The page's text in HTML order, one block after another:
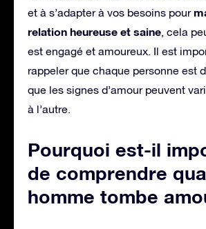
et à s’adapter à vos besoins pour
relation heureuse et saine, cela
est engagé et amoureux. Il est
rappeler que chaque personne est
que les signes d’amour peuvent
à l’autre.
Pourquoi est-il
de comprendre
homme tombe